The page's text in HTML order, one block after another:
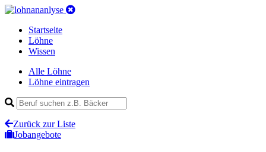
Startseite
Löhne
Wissen
Alle Löhne
Löhne eintragen
Zurück zur Liste
Jobangebote